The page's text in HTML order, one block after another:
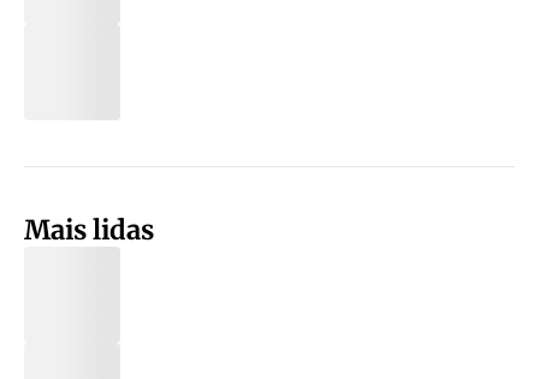
Mais lidas